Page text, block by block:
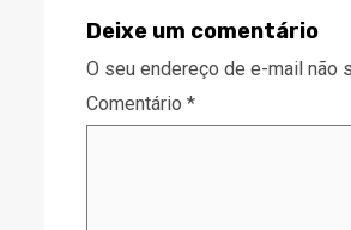
Deixe um comentário
O seu endereço de e-mail não
Comentário *